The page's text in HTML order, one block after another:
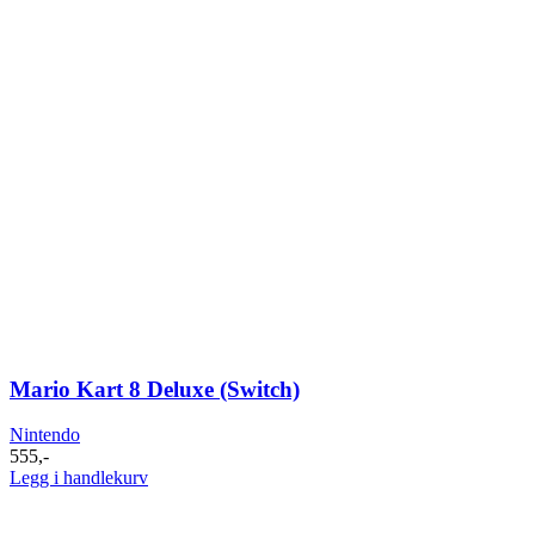
Mario Kart 8 Deluxe (Switch)
Nintendo
555,-
Legg i handlekurv